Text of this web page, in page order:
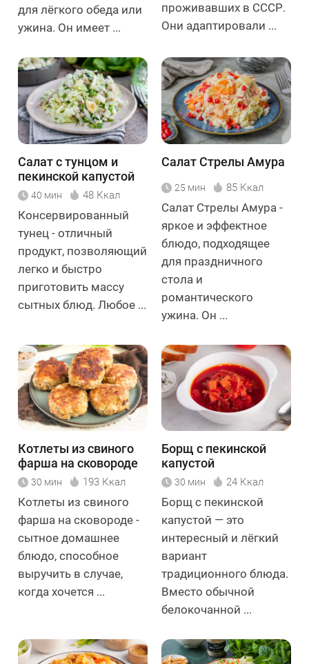
для лёгкого обеда или
ужина. Он имеет ...
проживавших в СССР.
Они адаптировали ...
Салат с тунцом и
пекинской капустой
40 мин 48 Ккал
Консервированный
тунец - отличный
продукт, позволяющий
легко и быстро
приготовить массу
сытных блюд. Любое ...
Салат Стрелы Амура
25 мин 85 Ккал
Салат Стрелы Амура -
яркое и эффектное
блюдо, подходящее
для праздничного
стола и
романтического
ужина. Он ...
Котлеты из свиного
фарша на сковороде
30 мин 193 Ккал
Котлеты из свиного
фарша на сковороде -
сытное домашнее
блюдо, способное
выручить в случае,
когда хочется ...
Борщ с пекинской
капустой
30 мин 24 Ккал
Борщ с пекинской
капустой — это
интересный и лёгкий
вариант
традиционного блюда.
Вместо обычной
белокочанной ...